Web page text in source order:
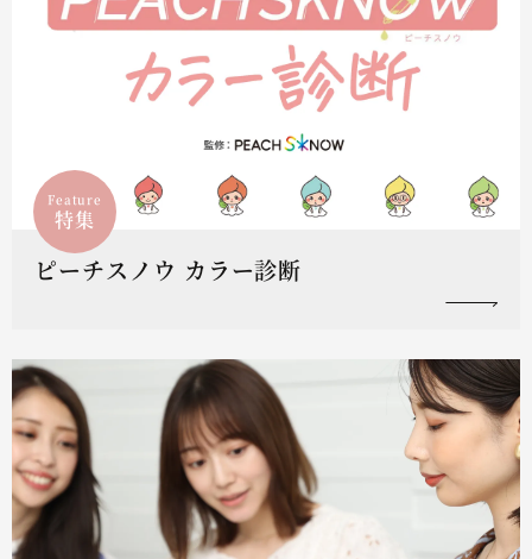
Feature
特集
ピーチスノウ カラー診断